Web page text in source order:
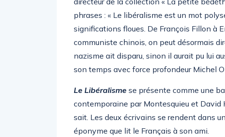
phrases : « Le libéralisme est un mot
significations floues. De François Fillon à
communiste chinois, on peut désormais
nazisme ait disparu, sinon il aurait pu lui
son temps avec force profondeur Michel
Le Libéralisme se présente comme une
contemporaine par Montesquieu et David
sait. Les deux écrivains se rendent dans
éponyme que lit le Français à son ami.